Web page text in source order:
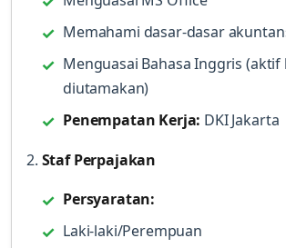
Memahami dasar-dasar
Menguasai Bahasa Inggris (aktif
diutamakan)
Penempatan Kerja: DKI Jakarta
2. Staf Perpajakan
Persyaratan:
Laki-laki/Perempuan